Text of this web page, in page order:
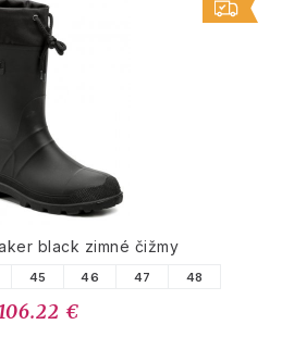
black zimné čižmy
45 46 47 48
€